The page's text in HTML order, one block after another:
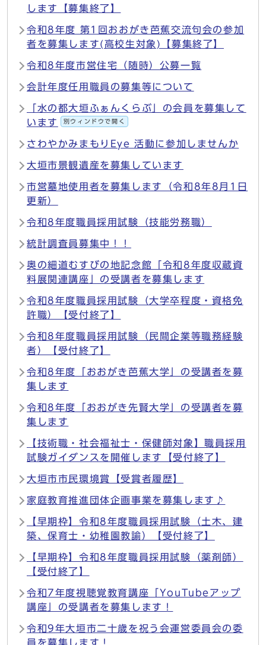
します【募集終了】
令和8年度 第1回おおがき芭蕉交流句会の参加
者を募集します(高校生対象)【募集終了】
令和8年度市営住宅（随時）公募一覧
会計年度任用職員の募集等について
「水の都大垣ふぁんくらぶ」の会員を募集して
います
別ウィンドウで開く
さわやかみまもりEye 活動に参加しませんか
大垣市景観遺産を募集しています
市営墓地使用者を募集します（令和8年8月1日
更新）
令和8年度職員採用試験（技能労務職）
統計調査員募集中！！
奥の細道むすびの地記念館「令和8年度収蔵資
料展関連講座」の受講者を募集します
令和8年度職員採用試験（大学卒程度・資格免
許職）【受付終了】
令和8年度職員採用試験（民間企業等職務経験
者）【受付終了】
令和8年度「おおがき芭蕉大学」の受講者を募
集します
令和8年度「おおがき先賢大学」の受講者を募
集します
【技術職・社会福祉士・保健師対象】職員採用
試験ガイダンスを開催します【受付終了】
大垣市市民環境賞【受賞者履歴】
家庭教育推進団体企画事業を募集します♪
【早期枠】令和8年度職員採用試験（土木、建
築、保育士・幼稚園教諭）【受付終了】
【早期枠】令和8年度職員採用試験（薬剤師）
【受付終了】
令和7年度視聴覚教育講座「YouTubeアップ
講座」の受講者を募集します！
令和9年大垣市二十歳を祝う会運営委員会の委
員を募集します！